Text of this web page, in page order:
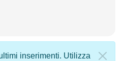
inserimenti. Utilizza